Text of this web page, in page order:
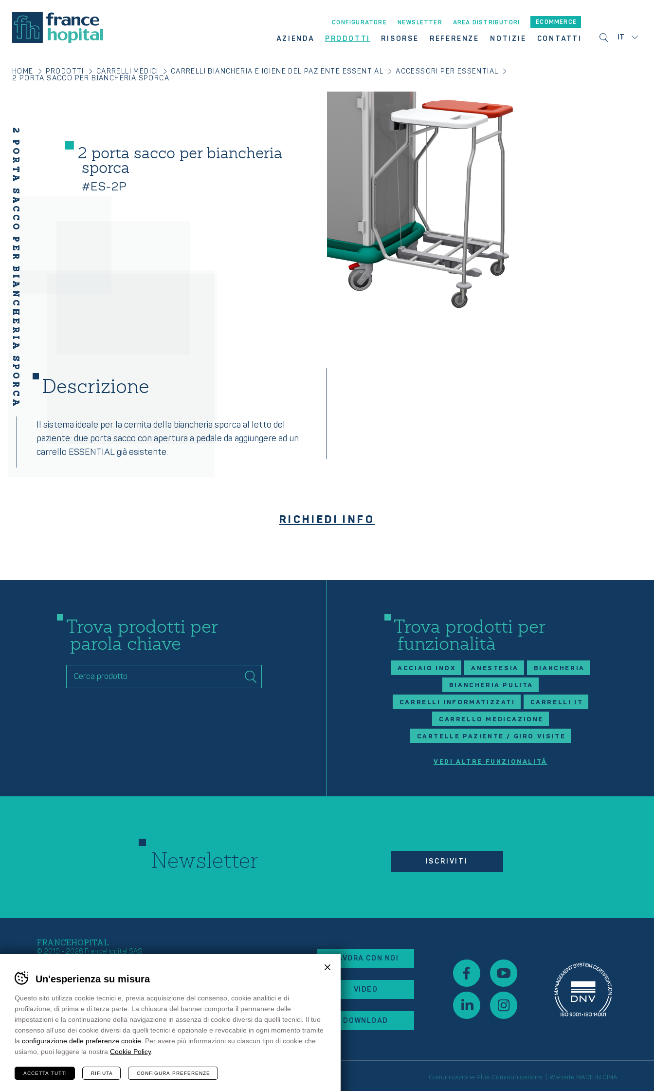
AZIENDA PRODOTTI RISORSE REFERENZE NOTIZIE CONTATTI
ECOMMERCE
CONFIGURATORE NEWSLETTER AREA DISTRIBUTORI
IT
2 PORTA SACCO PER BIANCHERIA SPORCA
HOME PRODOTTI CARRELLI MEDICI CARRELLI BIANCHERIA E IGIENE DEL PAZIENTE ESSENTIAL
ACCESSORI PER ESSENTIAL
2 PORTA SACCO PER BIANCHERIA SPORCA
2 porta sacco per biancheria
sporca
#ES-2P
Descrizione
Il sistema ideale per la cernita della biancheria sporca al letto del
paziente: due porta sacco con apertura a pedale da aggiungere ad un
carrello ESSENTIAL già esistente.
RICHIEDI INFO
Trova prodotti per
parola chiave
Trova prodotti per
funzionalità
ACCIAIO INOX ANESTESIA BIANCHERIA
BIANCHERIA PULITA
CARRELLI INFORMATIZZATI CARRELLI IT
CARRELLO MEDICAZIONE
CARTELLE PAZIENTE / GIRO VISITE
VEDI ALTRE FUNZIONALITÀ
Newsletter ISCRIVITI
FRANCEHOPITAL
© 2019 - 2026 Francehopital SAS
Zona Industriale 11
Tel. +39 0473 552 611
Fax +39 0473 552 699
email
info@francehopital.com
PECfrancehopital@pec.it
Z.I. Ouest – 27 Rue Georges Besse
67151 ERSTEIN Cedex
FRANCE
Tél. : +33 03 88 59 87 87
Fax : +33 03 88 98 04 44
email:francehopital@francehopital.fr
LAVORA CON NOI
VIDEO
DOWNLOAD
Sitemap Privacy Policy Cookie Policy Preferenze cookie Comunicazione Plus Communications Website MADE IN CIMA
Un'esperienza su misura
Questo sito utilizza cookie tecnici e, previa acquisizione del consenso, cookie analitici e di
profilazione, di prima e di terza parte. La chiusura del banner comporta il permanere delle
impostazioni e la continuazione della navigazione in assenza di cookie diversi da quelli tecnici. Il tuo
consenso all’uso dei cookie diversi da quelli tecnici è opzionale e revocabile in ogni momento tramite
la configurazione delle preferenze cookie . Per avere più informazioni su ciascun tipo di cookie che
usiamo, puoi leggere la nostra Cookie Policy.
ACCETTA TUTTI RIFIUTA CONFIGURA PREFERENZE